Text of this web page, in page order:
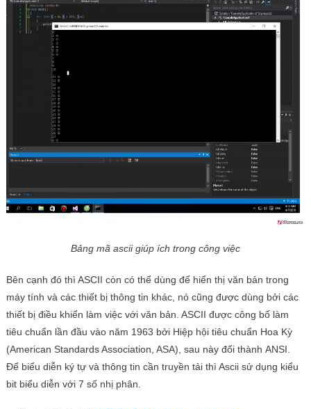
Bảng mã ascii giúp ích trong công việc
Bên cạnh đó thì ASCII còn có thể dùng để hiển thị văn bản trong
máy tính và các thiết bị thông tin khác, nó cũng được dùng bởi các
thiết bị điều khiển làm việc với văn bản. ASCII được công bố làm
tiêu chuẩn lần đầu vào năm 1963 bởi Hiệp hội tiêu chuẩn Hoa Kỳ
(American Standards Association, ASA), sau này đổi thành ANSI.
Để biểu diễn ký tự và thông tin cần truyền tải thì Ascii sử dụng kiểu
bit biểu diễn với 7 số nhị phân.